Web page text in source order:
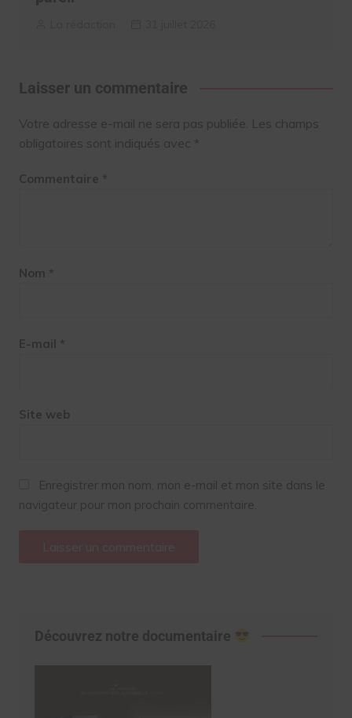
Laisser un commentaire
Votre adresse e-mail ne sera pas publiée. Les champs
obligatoires sont indiqués avec *
Commentaire *
Nom *
E-mail *
Site web
Enregistrer mon nom, mon e-mail et mon site dans le
navigateur pour mon prochain commentaire.
Découvrez notre documentaire